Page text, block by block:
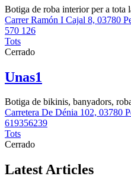
Botiga de roba interior per a tota
Carrer Ramón I Cajal 8, 03780
570 126
Tots
Cerrado
Unas1
Botiga de bikinis, banyadors,
Carretera De Dénia 102, 03780
619356239
Tots
Cerrado
Latest Articles